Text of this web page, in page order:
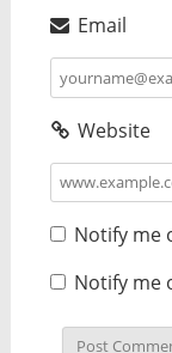
Email
Website
Notify me
Notify me